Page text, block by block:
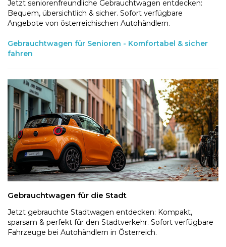
Jetzt seniorenfreundliche Gebrauchtwagen entdecken:
Bequem, übersichtlich & sicher. Sofort verfügbare
Angebote von österreichischen Autohändlern.
Gebrauchtwagen für Senioren - Komfortabel & sicher
fahren
Gebrauchtwagen für die Stadt
Jetzt gebrauchte Stadtwagen entdecken: Kompakt,
sparsam & perfekt für den Stadtverkehr. Sofort verfügbare
Fahrzeuge bei Autohändlern in Österreich.